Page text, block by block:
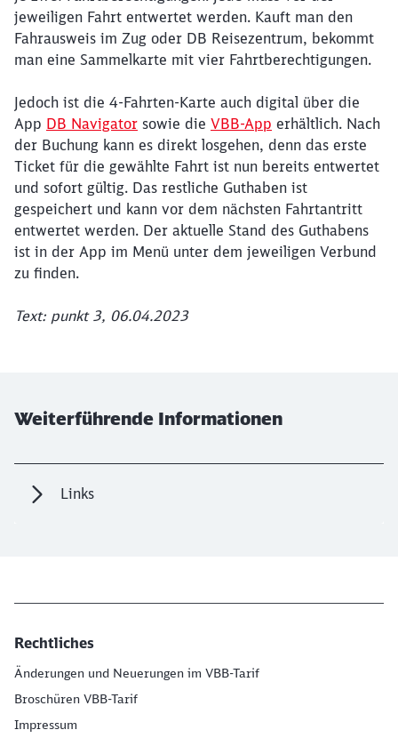
jeweiligen Fahrt entwertet werden. Kauft man den
Fahrausweis im Zug oder DB Reisezentrum, bekommt
man eine Sammelkarte mit vier Fahrtberechtigungen.
Jedoch ist die 4-Fahrten-Karte auch digital über die
App DB Navigator sowie die VBB-App erhältlich. Nach
der Buchung kann es direkt losgehen, denn das erste
Ticket für die gewählte Fahrt ist nun bereits entwertet
und sofort gültig. Das restliche Guthaben ist
gespeichert und kann vor dem nächsten Fahrtantritt
entwertet werden. Der aktuelle Stand des Guthabens
ist in der App im Menü unter dem jeweiligen Verbund
zu finden.
Text: punkt 3, 06.04.2023
Weiterführende Informationen
Links
Rechtliches
Änderungen und Neuerungen im VBB-Tarif
Broschüren VBB-Tarif
Impressum